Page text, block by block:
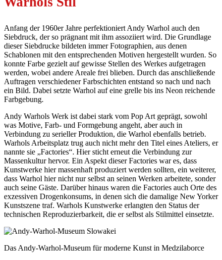
Anfang der 1960er Jahre perfektioniert Andy Warhol auch den
Siebdruck, der so prägnant mit ihm assoziiert wird. Die Grundlage
dieser Siebdrucke bildeten immer Fotographien, aus denen
Schablonen mit den entsprechenden Motiven hergestellt wurden. So
konnte Farbe gezielt auf gewisse Stellen des Werkes aufgetragen
werden, wobei andere Areale frei blieben. Durch das anschließende
Auftragen verschiedener Farbschichten entstand so nach und nach
ein Bild. Dabei setzte Warhol auf eine grelle bis ins Neon reichende
Farbgebung.
Andy Warhols Werk ist dabei stark vom Pop Art geprägt, sowohl
was Motive, Farb- und Formgebung angeht, aber auch in
Verbindung zu serieller Produktion, die Warhol ebenfalls betrieb.
Warhols Arbeitsplatz trug auch nicht mehr den Titel eines Ateliers, er
nannte sie „Factories“. Hier sticht erneut die Verbindung zur
Massenkultur hervor. Ein Aspekt dieser Factories war es, dass
Kunstwerke hier massenhaft produziert werden sollten, ein weiterer,
dass Warhol hier nicht nur selbst an seinen Werken arbeitete, sonder
auch seine Gäste. Darüber hinaus waren die Factories auch Orte des
exzessiven Drogenkonsums, in denen sich die damalige New Yorker
Kunstszene traf. Warhols Kunstwerke erlangten den Status der
technischen Reproduzierbarkeit, die er selbst als Stilmittel einsetzte.
Das Andy-Warhol-Museum für moderne Kunst in Medzilaborce